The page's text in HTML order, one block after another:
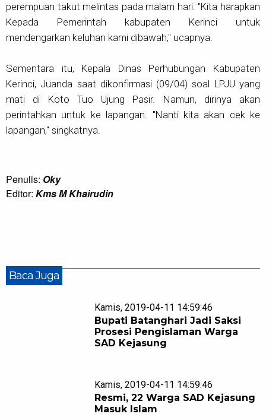
perempuan takut melintas pada malam hari. "Kita harapkan
Kepada Pemerintah kabupaten Kerinci untuk
mendengarkan keluhan kami dibawah," ucapnya.
Sementara itu, Kepala Dinas Perhubungan Kabupaten
Kerinci, Juanda saat dikonfirmasi (09/04) soal LPJU yang
mati di Koto Tuo Ujung Pasir. Namun, dirinya akan
perintahkan untuk ke lapangan. "Nanti kita akan cek ke
lapangan," singkatnya.
Penulis: Oky
Editor: Kms M Khairudin
Baca Juga
Kamis, 2019-04-11 14:59:46
Bupati Batanghari Jadi Saksi
Prosesi Pengislaman Warga
SAD Kejasung
Kamis, 2019-04-11 14:59:46
Resmi, 22 Warga SAD Kejasung
Masuk Islam